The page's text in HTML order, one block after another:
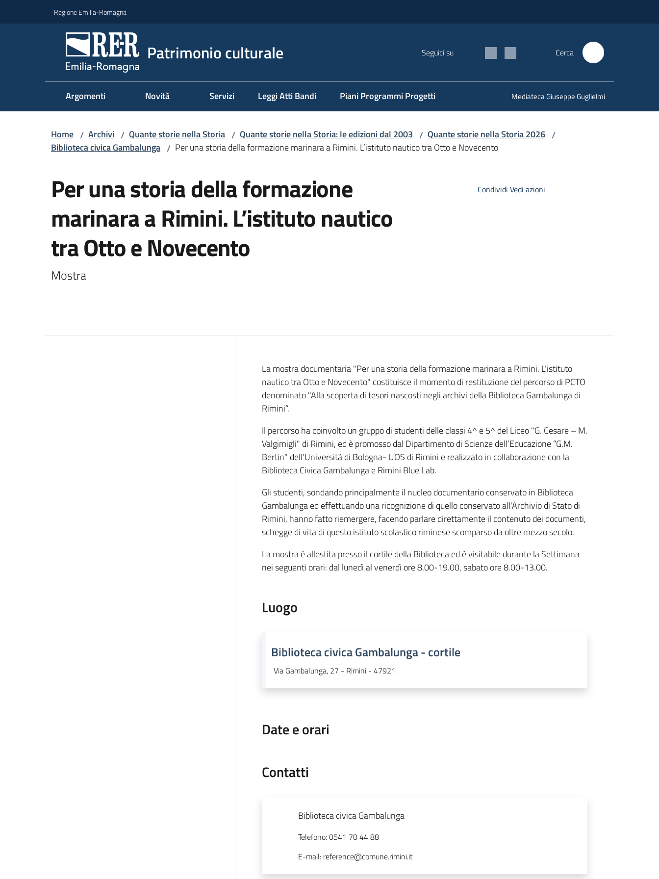
Regione Emilia-Romagna
Patrimonio culturale Seguici su Cerca
Argomenti Novità Servizi Leggi Atti Bandi Piani Programmi Progetti Mediateca Giuseppe Guglielmi
Home / Archivi / Quante storie nella Storia / Quante storie nella Storia: le edizioni dal 2003 / Quante storie nella Storia 2026 /
Biblioteca civica Gambalunga / Per una storia della formazione marinara a Rimini. L’istituto nautico tra Otto e Novecento
Per una storia della formazione
marinara a Rimini. L’istituto nautico
tra Otto e Novecento
Mostra
Condividi Vedi azioni
Cos'è
La mostra documentaria "Per una storia della formazione marinara a Rimini. L’istituto
nautico tra Otto e Novecento" costituisce il momento di restituzione del percorso di PCTO
denominato "Alla scoperta di tesori nascosti negli archivi della Biblioteca Gambalunga di
Rimini”.
Il percorso ha coinvolto un gruppo di studenti delle classi 4^ e 5^ del Liceo "G. Cesare – M.
Valgimigli" di Rimini, ed è promosso dal Dipartimento di Scienze dell’Educazione “G.M.
Bertin” dell’Università di Bologna- UOS di Rimini e realizzato in collaborazione con la
Biblioteca Civica Gambalunga e Rimini Blue Lab.
Gli studenti, sondando principalmente il nucleo documentario conservato in Biblioteca
Gambalunga ed effettuando una ricognizione di quello conservato all'Archivio di Stato di
Rimini, hanno fatto riemergere, facendo parlare direttamente il contenuto dei documenti,
schegge di vita di questo istituto scolastico riminese scomparso da oltre mezzo secolo.
La mostra è allestita presso il cortile della Biblioteca ed è visitabile durante la Settimana
nei seguenti orari: dal lunedì al venerdì ore 8.00-19.00, sabato ore 8.00-13.00.
Luogo
Biblioteca civica Gambalunga - cortile
Via Gambalunga, 27 - Rimini - 47921
Date e orari
Contatti
Biblioteca civica Gambalunga
Telefono:0541 70 44 88
E-mail: reference@comune.rimini.it